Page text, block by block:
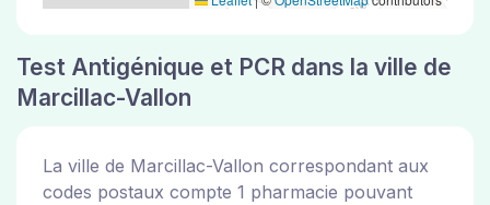
Test Antigénique et PCR dans la ville de
Marcillac-Vallon
La ville de Marcillac-Vallon correspondant aux
codes postaux compte 1 pharmacie pouvant